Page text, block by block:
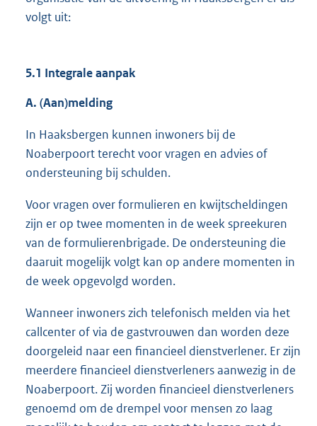
volgt uit:
5.1 Integrale aanpak
A. (Aan)melding
In Haaksbergen kunnen inwoners bij de
Noaberpoort terecht voor vragen en advies of
ondersteuning bij schulden.
Voor vragen over formulieren en kwijtscheldingen
zijn er op twee momenten in de week spreekuren
van de formulierenbrigade. De ondersteuning die
daaruit mogelijk volgt kan op andere momenten in
de week opgevolgd worden.
Wanneer inwoners zich telefonisch melden via het
callcenter of via de gastvrouwen dan worden deze
doorgeleid naar een financieel dienstverlener. Er zijn
meerdere financieel dienstverleners aanwezig in de
Noaberpoort. Zij worden financieel dienstverleners
genoemd om de drempel voor mensen zo laag